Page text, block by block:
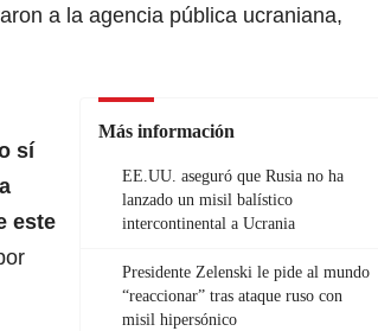
a la agencia pública ucraniana,
Más información
EE.UU. aseguró que Rusia no ha
lanzado un misil balístico
intercontinental a Ucrania
Presidente Zelenski le pide al mundo
“reaccionar” tras ataque ruso con
misil hipersónico
sí
este